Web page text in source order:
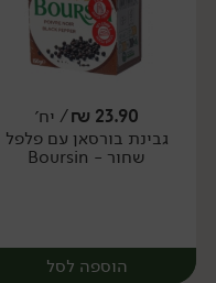
23.90
₪/ יח׳
גבינת בורסאן עם פלפל
שחור - Boursin
הוספה לסל